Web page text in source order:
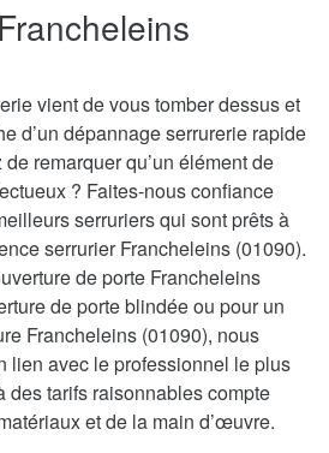
vient de vous tomber dessus et
d’un dépannage serrurerie rapide
remarquer qu’un élément de
? Faites-nous confiance
serruriers qui sont prêts à
serrurier Francheleins (01090).
de porte Francheleins
de porte blindée ou pour un
Francheleins (01090), nous
lien avec le professionnel le plus
des tarifs raisonnables compte
et de la main d’œuvre.